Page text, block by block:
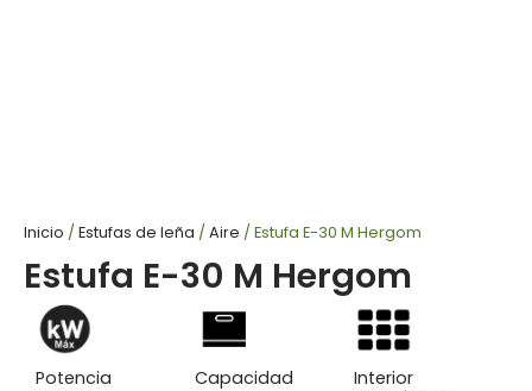
Inicio / Estufas de leña / Aire / Estufa E-30 M Hergom
Estufa E-30 M Hergom
Potencia
Capacidad
Interior